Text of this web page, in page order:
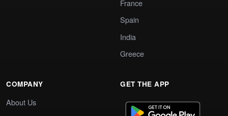
France
Spain
India
Greece
COMPANY
About Us
GET THE APP